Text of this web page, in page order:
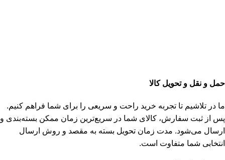
حمل و نقل و تحویل کالا
ما در تلاشیم تا تجربه خرید راحت و سریعی را برای شما فراهم کنیم.
پس از ثبت سفارش، کالای شما در سریع‌ترین زمان ممکن بسته‌بندی و
ارسال می‌شود. مدت زمان تحویل بسته به مقصد و روش ارسال
انتخابی شما متفاوت است.